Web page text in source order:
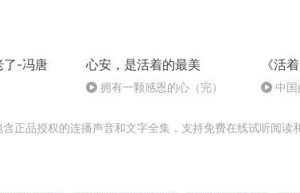
了-冯唐 心安，是活着的最美
拥有一颗感恩的心（完）
《活着
中国
正品授权的连播声音和文字全集，支持免费在线试听阅读